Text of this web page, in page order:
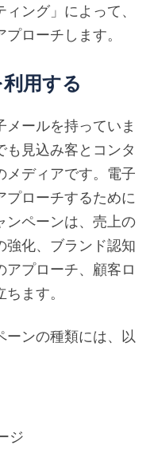
ング」によって、
ローチします。
用する
ールを持っていま
見込み客とコンタ
メディアです。電子
プローチするために
ンペーンは、売上の
強化、ブランド認知
アプローチ、顧客ロ
ます。
ーンの種類には、以
ジ